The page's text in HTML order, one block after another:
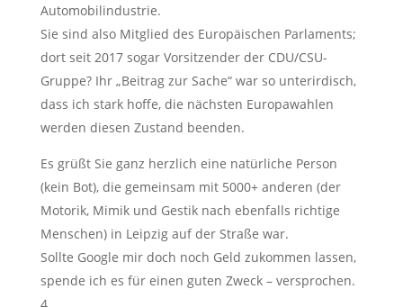
Automobilindustrie.
Sie sind also Mitglied des Europäischen Parlaments;
dort seit 2017 sogar Vorsitzender der CDU/CSU-
Gruppe? Ihr „Beitrag zur Sache“ war so unterirdisch,
dass ich stark hoffe, die nächsten Europawahlen
werden diesen Zustand beenden.
Es grüßt Sie ganz herzlich eine natürliche Person
(kein Bot), die gemeinsam mit 5000+ anderen (der
Motorik, Mimik und Gestik nach ebenfalls richtige
Menschen) in Leipzig auf der Straße war.
Sollte Google mir doch noch Geld zukommen lassen,
spende ich es für einen guten Zweck – versprochen.